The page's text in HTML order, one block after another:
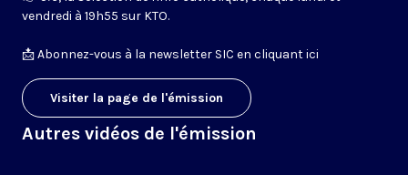
vendredi à 19h55 sur KTO.
📩Abonnez-vous à la newsletter SIC en cliquant ici
Visiter la page de l'émission
Autres vidéos de l'émission